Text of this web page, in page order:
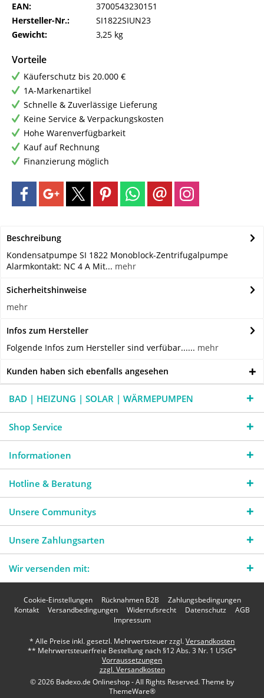
EAN:
3700543230151
Hersteller-Nr.:
SI1822SIUN23
Gewicht:
3,25 kg
Vorteile
Käuferschutz bis 20.000 €
1A-Markenartikel
Schnelle & Zuverlässige Lieferung
Keine Service & Verpackungskosten
Hohe Warenverfügbarkeit
Kauf auf Rechnung
Finanzierung möglich
Beschreibung
Kondensatpumpe SI 1822 Monoblock-Zentrifugalpumpe
Alarmkontakt: NC 4 A Mit... mehr
Sicherheitshinweise
mehr
Infos zum Hersteller
Folgende Infos zum Hersteller sind verfübar...... mehr
Kunden haben sich ebenfalls angesehen
BAD | HEIZUNG | SOLAR | WÄRMEPUMPEN
Shop Service
Informationen
Hotline & Beratung
Unsere Communitys
Unsere Zahlungsarten
Wir versenden mit:
Cookie-Einstellungen Rücknahmen B2B
Zahlungsbedingungen
Kontakt
Versandbedingungen Widerrufsrecht Datenschutz
AGB
Impressum
* Alle Preise inkl. gesetzl. Mehrwertsteuer zzgl.Versandkosten
** Mehrwertsteuerfreie Bestellung nach §12 Abs. 3 Nr. 1 UStG*
Vorraussetzungen
zzgl. Versandkosten
© 2026 Badexo.de Onlineshop - All Rights Reserved. Theme by
ThemeWare®